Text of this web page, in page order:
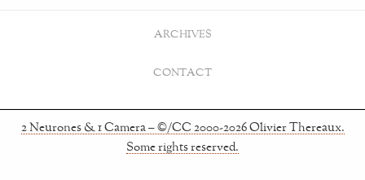
ARCHIVES
CONTACT
2 Neurones & 1 Camera – ©/CC 2000-2026 Olivier Thereaux.
Some rights reserved.